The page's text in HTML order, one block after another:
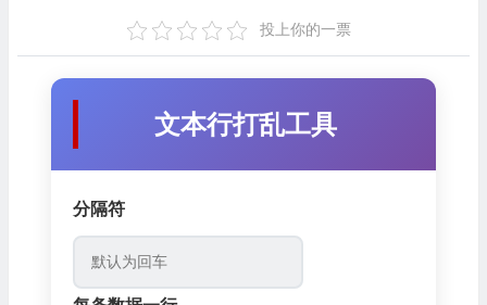
投上你的一票
文本行打乱工具
分隔符